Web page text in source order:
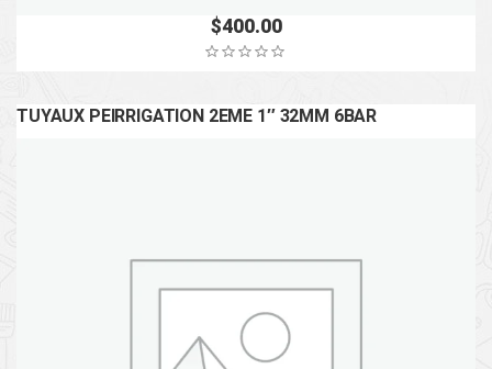
$400.00
TUYAUX PEIRRIGATION 2EME 1″ 32MM 6BAR